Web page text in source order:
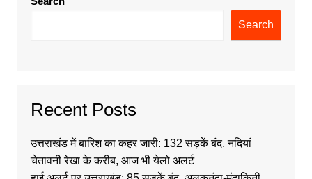
Search
Recent Posts
उत्तराखंड में बारिश का कहर जारी: 132 सड़कें बंद, नदियां
चेतावनी रेखा के करीब, आज भी येलो अलर्ट